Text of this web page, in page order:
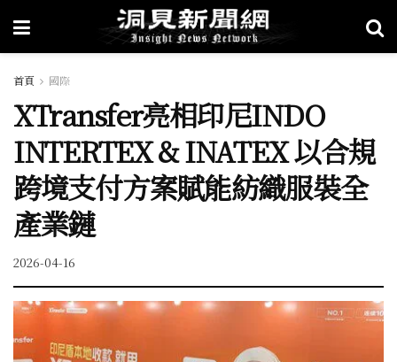
首頁 國際
XTransfer亮相印尼INDO
INTERTEX & INATEX 以合規
跨境支付方案賦能紡織服裝全
產業鏈
2026-04-16